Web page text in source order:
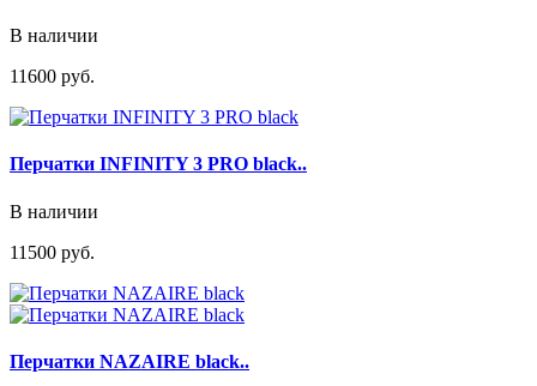
В наличии
11600 руб.
Перчатки INFINITY 3 PRO black..
В наличии
11500 руб.
Перчатки NAZAIRE black..